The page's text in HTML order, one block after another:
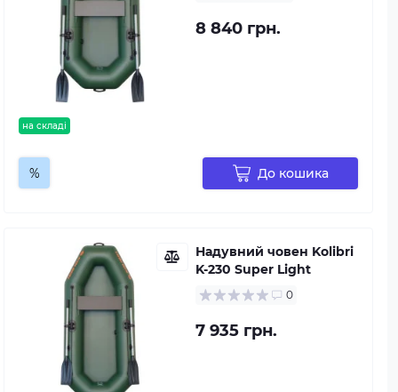
на складі
8 840 грн.
До кошика
%
Надувний човен Kolibri
K-230 Super Light
0
7 935 грн.